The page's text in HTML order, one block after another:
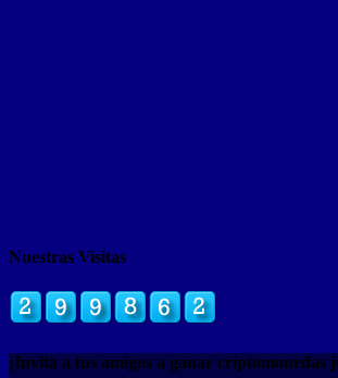
Nuestras Visitas
¡Invita a tus amigos a ganar criptomonedas